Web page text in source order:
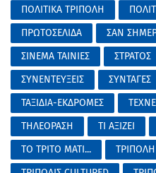
ΠΟΛΙΤΙΚΑ ΤΡΙΠΟΛΗ
ΠΡΩΤΟΣΕΛΙΔΑ
ΣΑΝ
ΣΙΝΕΜΑ ΤΑΙΝΙΕΣ
ΣΤΡΑΤΟΣ
ΣΥΝΕΝΤΕΥΞΕΙΣ
ΣΥΝΤΑΓΕΣ
ΤΑΞΙΔΙΑ-ΕΚΔΡΟΜΕΣ
ΤΗΛΕΟΡΑΣΗ
ΤΙ ΑΞΙΖΕΙ
ΤΟ ΤΡΙΤΟ ΜΑΤΙ...
ΤΡΙΠΟΛΗ